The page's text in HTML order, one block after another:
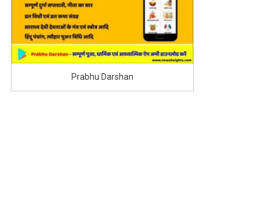
Prabhu Darshan